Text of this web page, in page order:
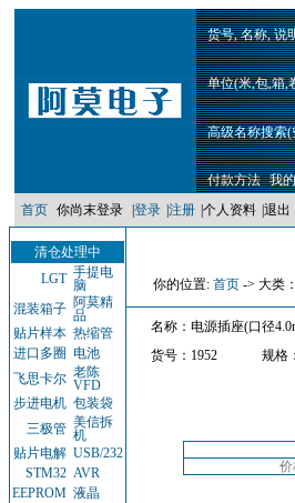
货号, 名称, 说
单位(米,包,箱,
高级名称搜索
付款方法 我
首页 你尚末登录 登录 注册 个人资料 退出
清仓处理中
LGT 手提电
脑
混装箱子 阿莫精
品
贴片样本 热缩管
进口多圈 电池
飞思卡尔 老陈
VFD
步进电机 包装袋
三极管 美信拆
机
贴片电解 USB/232
STM32 AVR
EEPROM 液晶
你的位置: 首页 -> 大类
名称：电源插座(口径
货号：1952
规格
价